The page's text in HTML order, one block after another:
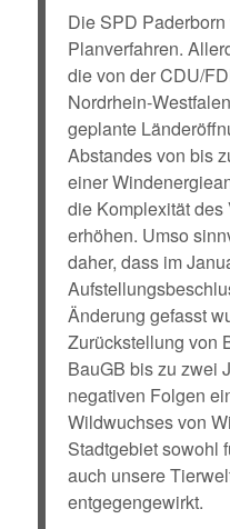
Die SPD
Planverfahren.
die von der CDU/
Nordrhein-
geplante
Abstandes von bis
einer
die Komplexität des
erhöhen. Umso
daher, dass im
Änderung gefasst
Zurückstellung von
BauGB bis zu zwei
negativen Folgen
Wildwuchses von
Stadtgebiet sowohl
auch unsere
entgegengewirkt.